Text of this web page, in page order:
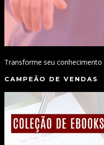
Transforme seu
CAMPEÃO DE VENDAS